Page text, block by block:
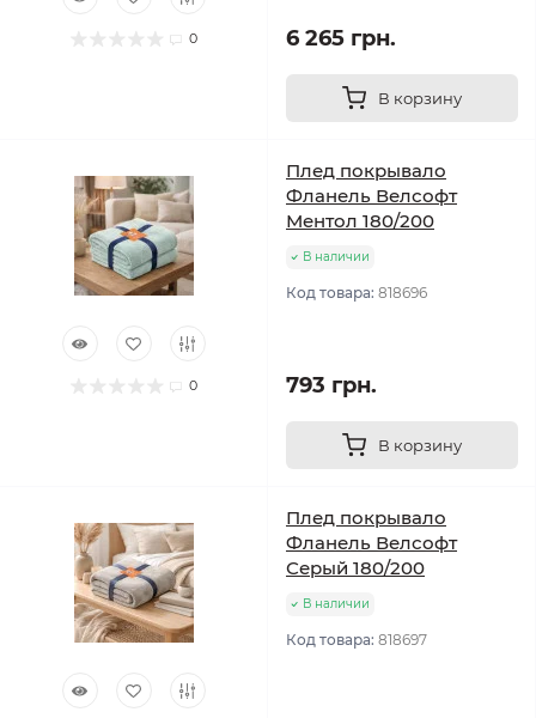
0 6 265 грн.
В корзину
0
Плед покрывало
Фланель Велсофт
Ментол 180/200
В наличии
Код товара: 818696
793 грн.
В корзину
Плед покрывало
Фланель Велсофт
Серый 180/200
В наличии
Код товара: 818697